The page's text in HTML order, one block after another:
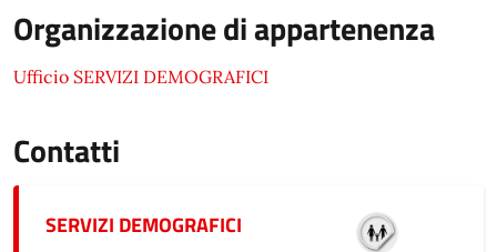
Organizzazione di appartenenza
Ufficio SERVIZI DEMOGRAFICI
Contatti
SERVIZI DEMOGRAFICI